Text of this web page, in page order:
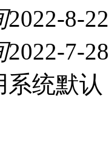
2022-8-
2022-7-
系统默认